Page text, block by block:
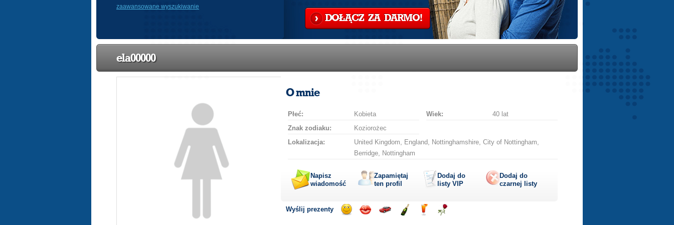
zaawansowane wyszukiwanie
DOŁĄCZ ZA DARMO!
ela00000
O mnie
Płeć: Kobieta Wiek:
40 lat
Znak zodiaku:
Koziorożec
Lokalizacja:
United Kingdom, England, Nottinghamshire, City of Nottingham,
Berridge, Nottingham
Napisz
wiadomość
Zapamiętaj
ten profil
Dodaj do
listy VIP
Dodaj do
czarnej listy
Wyślij prezenty